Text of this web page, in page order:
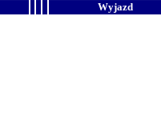
Wyjazd